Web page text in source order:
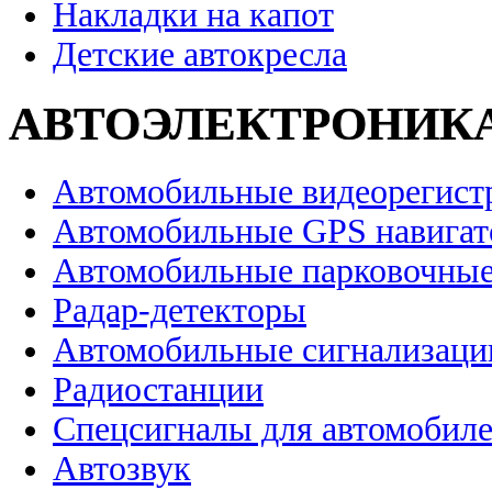
Накладки на капот
Детские автокресла
Автомобильные
Автомобильные GPS
Автомобильные
Радар-детекторы
Автомобильные
Радиостанции
Спецсигналы для
Автозвук